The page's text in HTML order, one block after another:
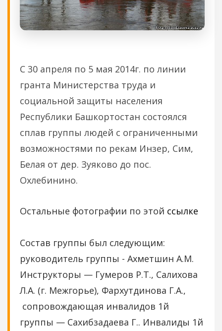
С 30 апреля по 5 мая 2014г. по линии
гранта Министерства труда и
социальной защиты населения
Республики Башкортостан состоялся
сплав группы людей с ограниченными
возможностями по рекам Инзер, Сим,
Белая от дер. Зуяково до пос.
Охлебинино.
Остальные фотографии по этой ссылке
Состав группы был следующим:
руководитель группы - Ахметшин А.М.
Инструкторы — Гумеров Р.Т., Салихова
Л.А. (г. Межгорье), Фархутдинова Г.А.,
сопровождающая инвалидов 1й
группы — Сахибзадаева Г.. Инвалиды 1й